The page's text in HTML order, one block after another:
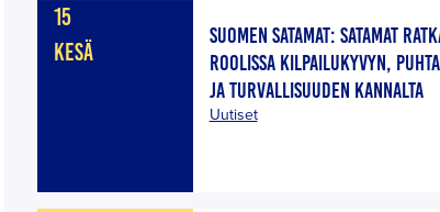
15
KESÄ
SUOMEN SATAMAT: SATAMAT
ROOLISSA KILPAILUKYVYN,
JA TURVALLISUUDEN KANNALTA
Uutiset